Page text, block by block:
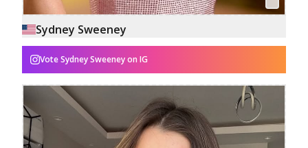
Sydney Sweeney
VoteSydney Sweeneyon IG